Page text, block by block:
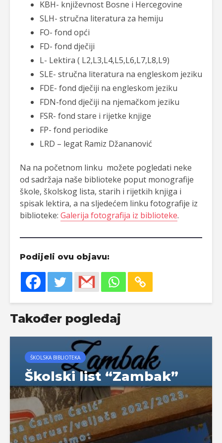
KBH- književnost Bosne i Hercegovine
SLH- stručna literatura za hemiju
FO- fond opći
FD- fond dječiji
L- Lektira ( L2,L3,L4,L5,L6,L7,L8,L9)
SLE- stručna literatura na engleskom jeziku
FDE- fond dječiji na engleskom jeziku
FDN-fond dječiji na njemačkom jeziku
FSR- fond stare i rijetke knjige
FP- fond periodike
LRD – legat Ramiz Džananović
Na na početnom linku možete pogledati neke
od sadržaja naše biblioteke poput monografije
škole, školskog lista, starih i rijetkih knjiga i
spisak lektira, a na sljedećem linku fotografije iz
biblioteke: Galerija fotografija iz biblioteke.
Podijeli ovu objavu:
Također pogledaj
ŠKOLSKA BIBLIOTEKA
Školski list “Zambak”